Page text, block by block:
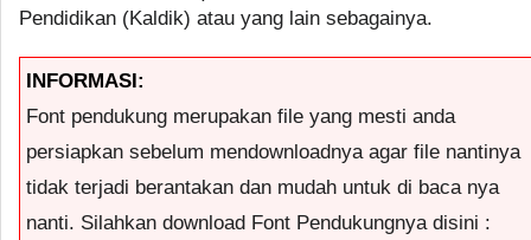
Pendidikan (Kaldik) atau yang lain sebagainya.
INFORMASI:
Font pendukung merupakan file yang mesti anda
persiapkan sebelum mendownloadnya agar file nantinya
tidak terjadi berantakan dan mudah untuk di baca nya
nanti. Silahkan download Font Pendukungnya disini :